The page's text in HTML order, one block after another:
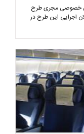
خصوصی مجری طرح
اجرایی این طرح در